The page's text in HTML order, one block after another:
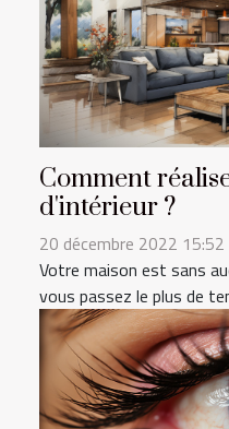
Comment
d'intérieur ?
20 décembre 2022 15:52
Votre maison est sans
vous passez le plus de